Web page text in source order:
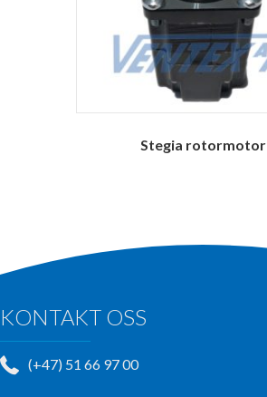
Stegia rotormotor
KONTAKT OSS
(+47) 51 66 97 00